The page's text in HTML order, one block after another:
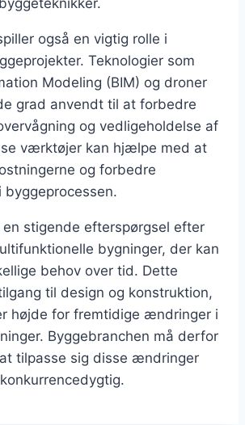
også en vigtig rolle i
Teknologier som
Modeling (BIM) og droner
grad anvendt til at forbedre
og vedligeholdelse af
værktøjer kan hjælpe med at
og forbedre
en stigende efterspørgsel efter
bygninger, der kan
behov over tid. Dette
til design og konstruktion,
højde for fremtidige ændringer i
Byggebranchen må derfor
tilpasse sig disse ændringer